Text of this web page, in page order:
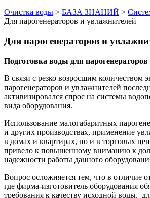
Очистка воды > БАЗА ЗНАНИЙ >
Для парогенераторов и увлажнителей
Для парогенераторов и
Подготовка воды для
В связи с резко возросшим количеством
парогенераторов и увлажнителей
активизировался спрос на системы
вида оборудования.
Использование малогабаритных
и других производствах, применение
в домах и квартирах, но и в торговых
привело к повышенному вниманию к
надежности работы данного
Вопрос осложняется тем, что в отличие
где фирма-изготовитель оборудования
требования к качеству исходной воды,